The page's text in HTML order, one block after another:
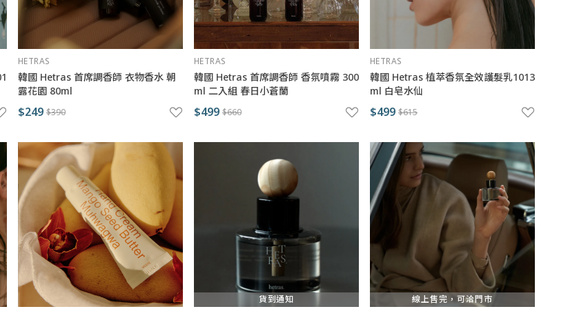
HETRAS
韓國 Hetras 首席調香師 衣物香水 朝
露花園 80ml
$249 $390
HETRAS
韓國 Hetras 首席調香師 香氛噴霧 300
ml 二入組 春日小蒼蘭
$499 $660
HETRAS
韓國 Hetras 植萃香氛全效護髮乳1013
ml 白皂水仙
$499 $615
貨到通知 線上售完，可洽門市